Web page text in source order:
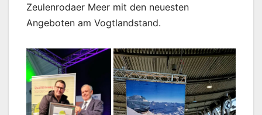
Zeulenrodaer Meer mit den neuesten
Angeboten am Vogtlandstand.